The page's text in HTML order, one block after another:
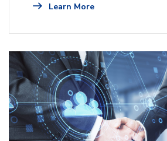
Learn More